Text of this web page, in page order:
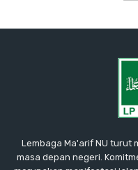
Lembaga Ma'arif NU turut
masa depan negeri.